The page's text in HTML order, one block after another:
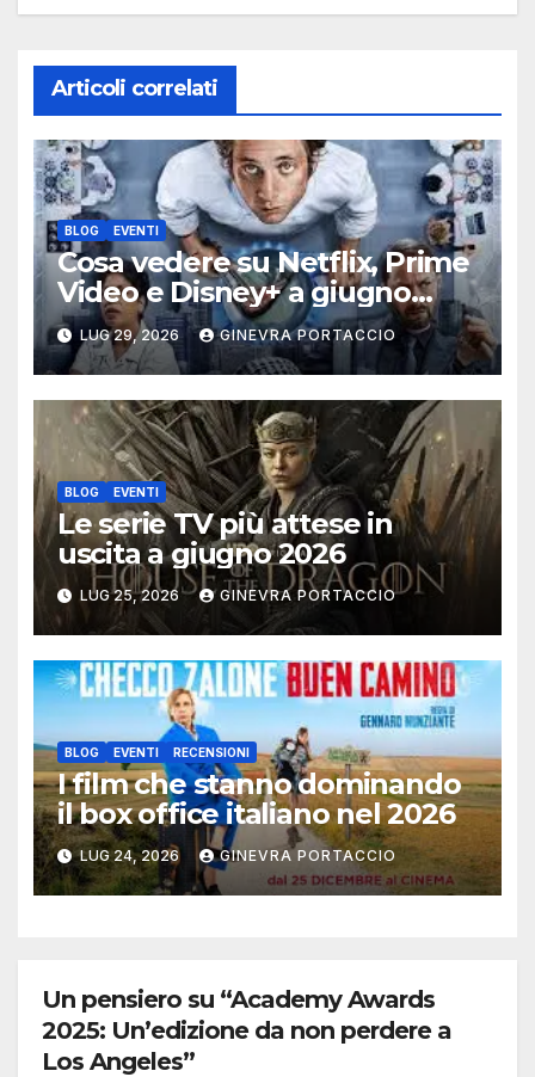
Articoli correlati
BLOG EVENTI
Cosa vedere su Netflix, Prime
Video e Disney+ a giugno
2026
LUG 29, 2026 GINEVRA PORTACCIO
BLOG EVENTI
Le serie TV più attese in
uscita a giugno 2026
LUG 25, 2026 GINEVRA PORTACCIO
BLOG EVENTI RECENSIONI
I film che stanno dominando
il box office italiano nel 2026
LUG 24, 2026 GINEVRA PORTACCIO
Un pensiero su “Academy Awards
2025: Un’edizione da non perdere a
Los Angeles”